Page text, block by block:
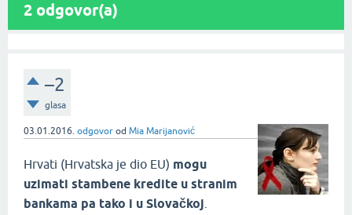
2 odgovor(a)
–2
glasa
03.01.2016. odgovor od Mia Marijanović
Hrvati (Hrvatska je dio EU) mogu
uzimati stambene kredite u stranim
bankama pa tako i u Slovačkoj